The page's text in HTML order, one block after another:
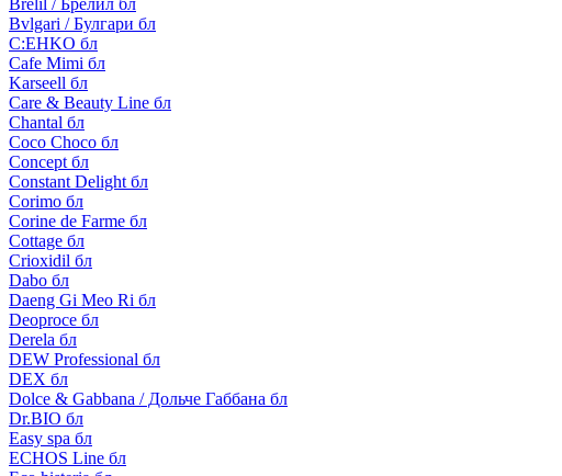
Brelil / Брелил бл
Bvlgari / Булгари бл
C:EHKO бл
Cafe Mimi бл
Karseell бл
Care & Beauty Line бл
Chantal бл
Coco Choco бл
Concept бл
Constant Delight бл
Corimo бл
Corine de Farme бл
Cottage бл
Crioxidil бл
Dabo бл
Daeng Gi Meo Ri бл
Deoproce бл
Derela бл
DEW Professional бл
DEX бл
Dolce & Gabbana / Дольче Габбана бл
Dr.BIO бл
Easy spa бл
ECHOS Line бл